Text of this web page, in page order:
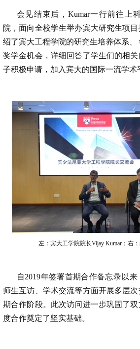
会见结束后，Kumar一行前往上
院，面向全校学生举办宾大研究生项
绍了宾大工程学院的研究生培养体系、
奖学金机会，详细回答了学生们的相
子积极申请，加入宾大的国际一流学术
左：宾大工学院院长Vijay Kumar；右
自2019年签署首期合作备忘录以来
师生互访、学术交流等方面开展多层
期合作阶段。此次访问进一步巩固了
度合作奠定了坚实基础。